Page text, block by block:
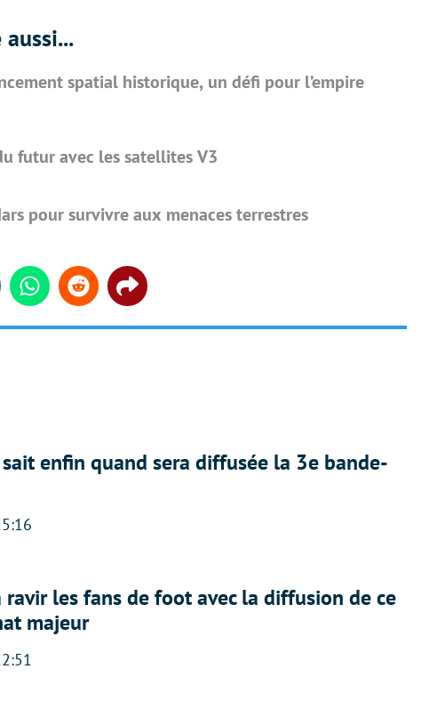
spatial historique, un défi pour l’empire
futur avec les satellites V3
pour survivre aux menaces terrestres
WhatsappReddit Share
sait enfin quand sera diffusée la 3e bande-
ravir les fans de foot avec la diffusion de ce
majeur